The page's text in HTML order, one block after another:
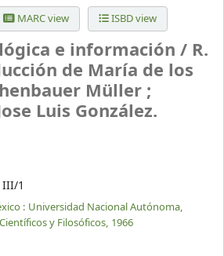
MARC view ISBD view
e información / R.
de María de los
Müller ;
Luis González.
1
: Universidad Nacional Autónoma,
y Filosóficos, 1966